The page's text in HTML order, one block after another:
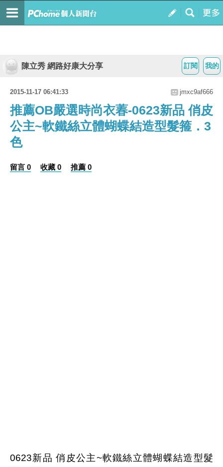
我的
訂閱
陳立秀 網路好康大分享
2015-11-17 06:41:33 jmxc9af666
推薦OB嚴選時尚衣萶-0623新品 俏皮
公主~軟鐵絲立體蝴蝶結造型髮箍．3
色
留言 0 收藏 0 推薦 0
0623新品 俏皮公主~軟鐵絲立體蝴蝶結造型髮